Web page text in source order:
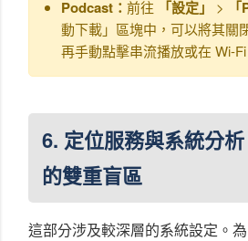
Podcast： 前往 「設定」 >
動下載」區塊中，可以將其關
再手動點擊串流播放或在 Wi-
6. 定位服務與系統分
的雙重盲區
這部分涉及較深層的系統設定。